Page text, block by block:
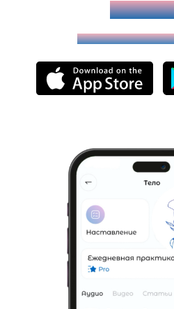
аудио о
в мобильном